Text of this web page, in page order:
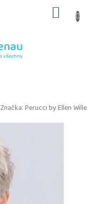
KOŠÍK
Značka:Perucci by Ellen Wille